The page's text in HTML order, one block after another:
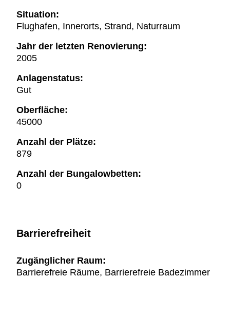
Situation:
Flughafen, Innerorts, Strand, Naturraum
Jahr der letzten Renovierung:
2005
Anlagenstatus:
Gut
Oberfläche:
45000
Anzahl der Plätze:
879
Anzahl der Bungalowbetten:
0
Barrierefreiheit
Zugänglicher Raum:
Barrierefreie Räume, Barrierefreie Badezimmer